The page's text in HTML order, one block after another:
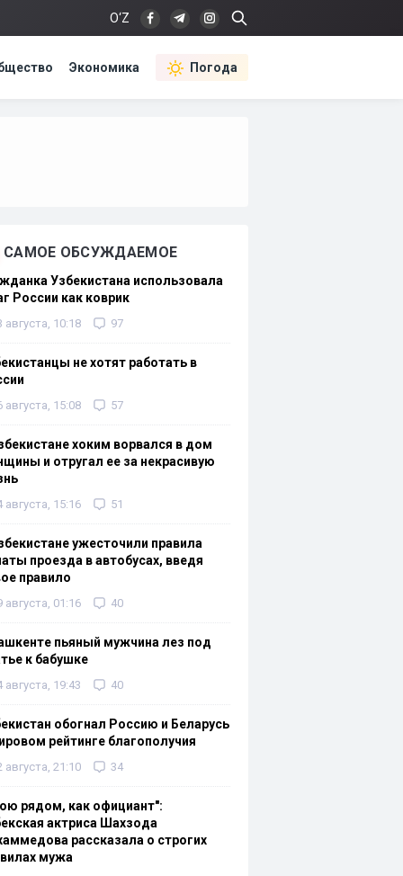
O‘Z
Экономика Погода
САМОЕ ОБСУЖДАЕМОЕ
Узбекистана использовала
России как коврик
августа, 10:18 97
не хотят работать в
августа, 15:08 57
хоким ворвался в дом
и отругал ее за некрасивую
августа, 15:16 51
ужесточили правила
проезда в автобусах, введя
правило
августа, 01:16 40
пьяный мужчина лез под
к бабушке
августа, 19:43 40
обогнал Россию и Беларусь
рейтинге благополучия
августа, 21:10 34
рядом, как официант":
актриса Шахзода
рассказала о строгих
мужа